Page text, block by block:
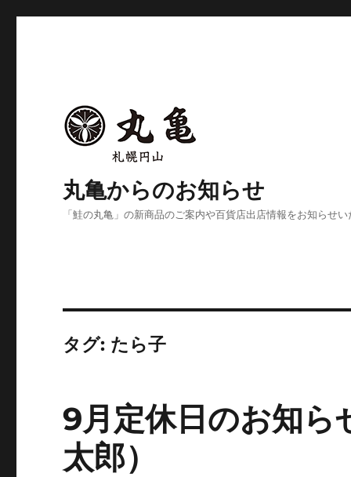
丸亀からのお知らせ
「鮭の丸亀」の新商品のご案内や百貨店出店情報をお知らせ
タグ: たら子
9月定休日のお知ら
太郎）